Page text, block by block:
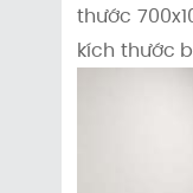
thước
kích thước